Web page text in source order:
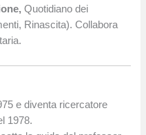
Quotidiano dei
Rinascita). Collabora
e diventa ricercatore
1978.